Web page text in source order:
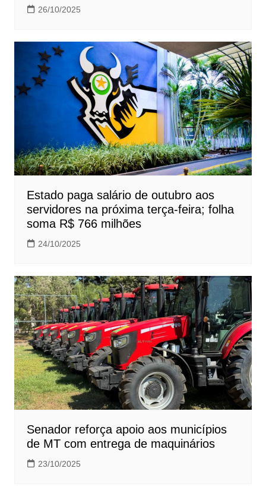
26/10/2025
Estado paga salário de outubro aos
servidores na próxima terça-feira; folha
soma R$ 766 milhões
24/10/2025
Senador reforça apoio aos municípios
de MT com entrega de maquinários
23/10/2025